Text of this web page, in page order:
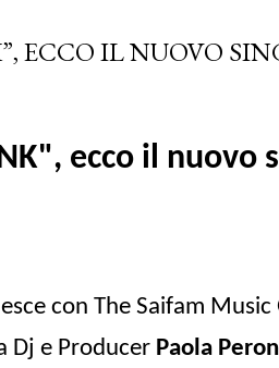
ECCO IL NUOVO
ecco il nuovo
con The Saifam Music
Dj e Producer Paola